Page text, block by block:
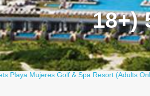
18+)
Playa Mujeres Golf & Spa Resort (Adults